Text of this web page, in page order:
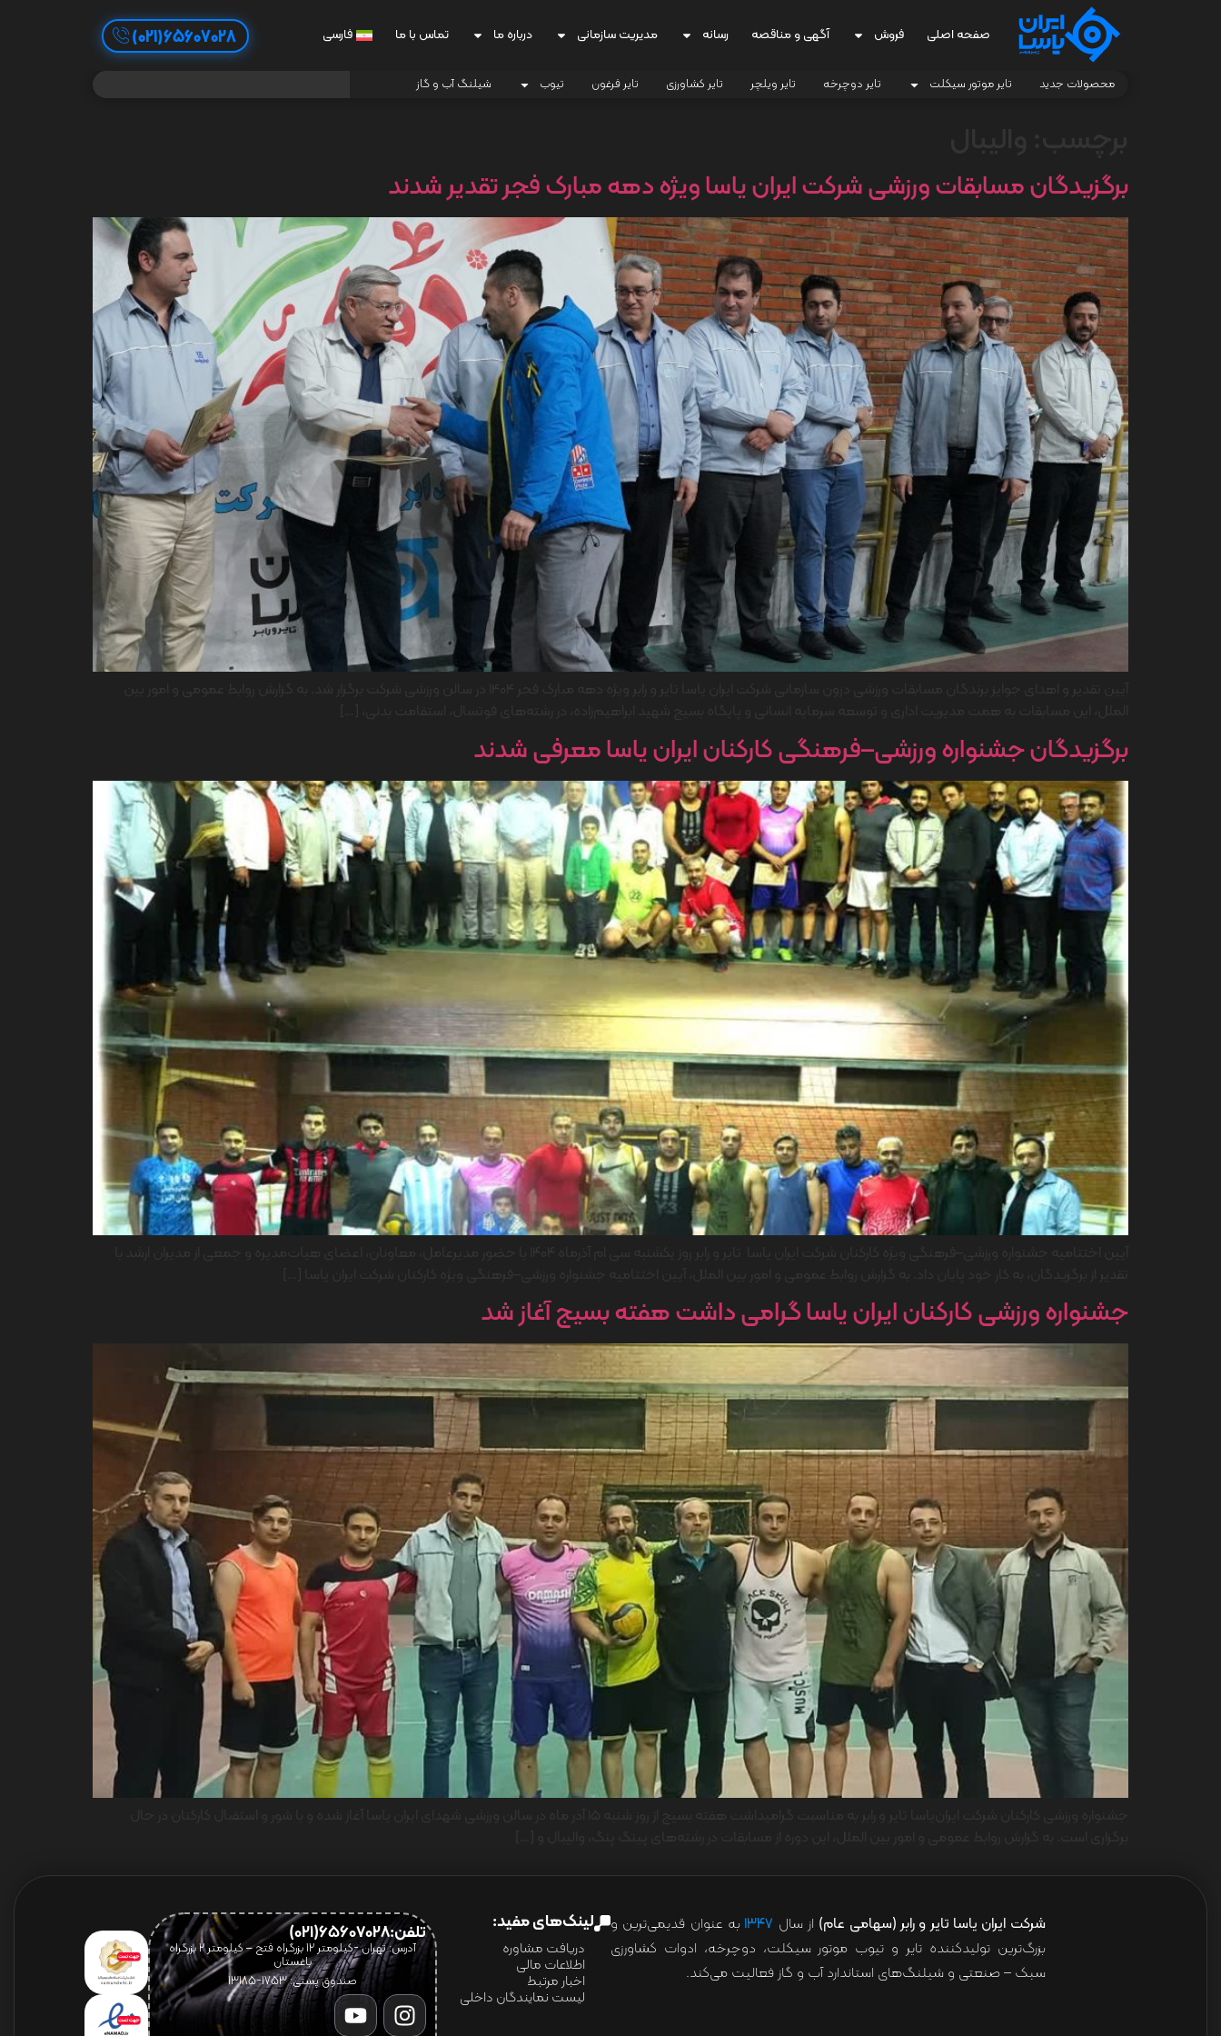
صفحه اصلی فروش آگهی و مناقصه رسانه مدیریت سازمانی درباره ما تماس با ما فارسی 65607028(021)
محصولات جدید تایر موتور سیکلت تایر دوچرخه تایر ویلچر تایر کشاورزی تایر فرغون تیوب شیلنگ آب و گاز
برگزیدگان مسابقات ورزشی شرکت ایران یاسا ویژه دهه مبارک فجر تقدیر شدند
برگزیدگان جشنواره ورزشی–فرهنگی کارکنان ایران یاسا معرفی شدند
جشنواره ورزشی کارکنان ایران یاسا گرامی داشت هفته بسیج آغاز شد
شرکت ایران یاسا تایر و رابر (سهامی عام) از سال ۱۳۴۷ به عنوان قدیمی‌ترین و
بزرگ‌ترین تولیدکننده تایر و تیوب موتور سیکلت، دوچرخه، ادوات کشاورزی
سبک – صنعتی و شیلنگ‌های استاندارد آب و گاز فعالیت می‌کند.
لینک‌های مفید:
دریافت مشاوره
اطلاعات مالی
اخبار مرتبط
لیست نمایندگان داخلی
تلفن:65607028(021)
آدرس: تهران -کیلومتر 12 بزرگراه فتح – کیلومتر ۲ بزرگراه
باغستان
صندوق پستی: 1753-13185